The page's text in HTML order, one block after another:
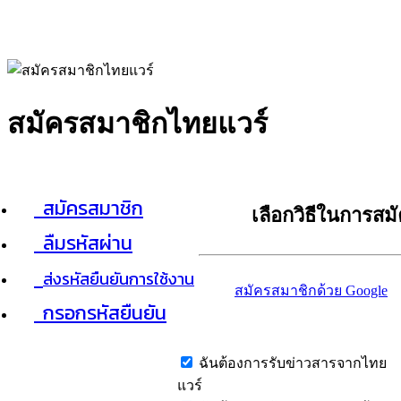
สมัครสมาชิกไทยแวร์
สมัครสมาชิก
ลืมรหัสผ่าน
ส่งรหัสยืนยันการใช้งาน
กรอกรหัสยืนยัน
เลือกวิธีในการส
สมัครสมาชิกด้วย Google
ฉันต้องการรับข่าวสารจากไทย
แวร์